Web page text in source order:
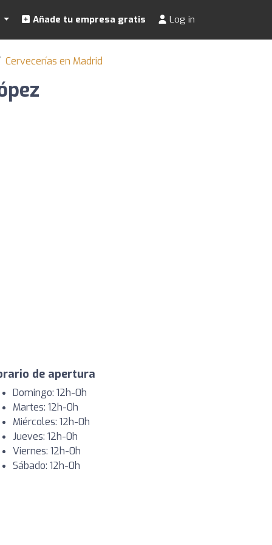
Añade tu empresa gratis Log in
Cervecerías en Madrid
de apertura
Domingo: 12h-0h
Martes: 12h-0h
Miércoles: 12h-0h
Jueves: 12h-0h
Viernes: 12h-0h
Sábado: 12h-0h